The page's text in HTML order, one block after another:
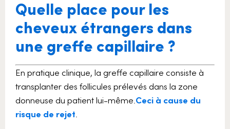
Quelle place pour les
cheveux étrangers dans
une greffe capillaire ?
En pratique clinique, la greffe capillaire consiste à
transplanter des follicules prélevés dans la zone
donneuse du patient lui-même.Ceci à cause du
risque de rejet.